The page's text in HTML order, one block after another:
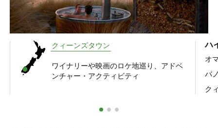
クィーンズタウン
ワイナリーや映画のロケ地巡り、アドベ
ンチャー・アクティビティ
ハ
オ
バ
ク